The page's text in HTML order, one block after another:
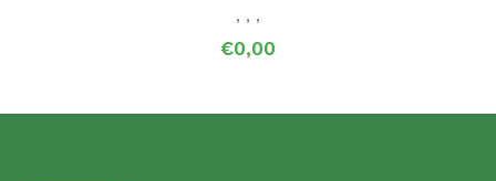
, , ,
€0,00